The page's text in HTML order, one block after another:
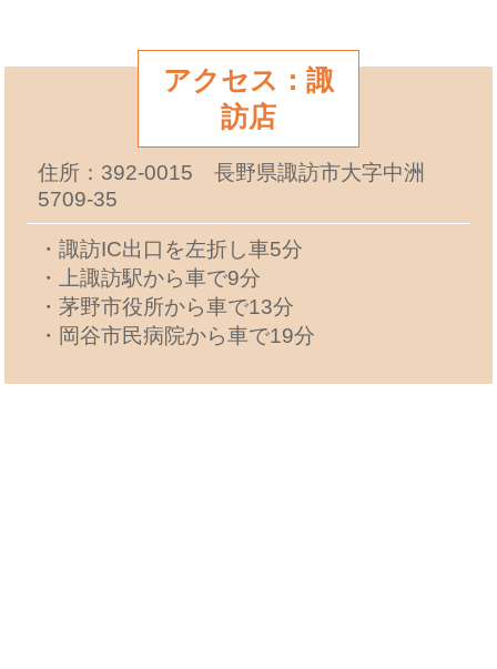
アクセス：諏
訪店
住所：392-0015 長野県諏訪市大字中洲
5709-35
・諏訪IC出口を左折し車5分
・上諏訪駅から車で9分
・茅野市役所から車で13分
・岡谷市民病院から車で19分